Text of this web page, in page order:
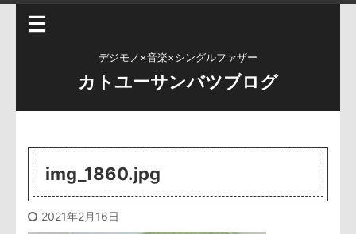
デジモノ×音楽×シングルファザー
カトユーサンバツブログ
img_1860.jpg
2021年2月16日